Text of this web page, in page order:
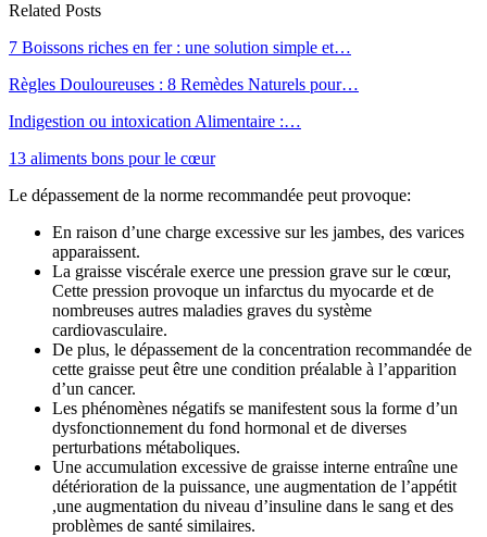
Related Posts
7 Boissons riches en fer : une solution simple et…
Règles Douloureuses : 8 Remèdes Naturels pour…
Indigestion ou intoxication Alimentaire :…
13 aliments bons pour le cœur
Le dépassement de la norme recommandée peut provoque:
En raison d’une charge excessive sur les jambes, des varices
apparaissent.
La graisse viscérale exerce une pression grave sur le cœur,
Cette pression provoque un infarctus du myocarde et de
nombreuses autres maladies graves du système
cardiovasculaire.
De plus, le dépassement de la concentration recommandée de
cette graisse peut être une condition préalable à l’apparition
d’un cancer.
Les phénomènes négatifs se manifestent sous la forme d’un
dysfonctionnement du fond hormonal et de diverses
perturbations métaboliques.
Une accumulation excessive de graisse interne entraîne une
détérioration de la puissance, une augmentation de l’appétit
,une augmentation du niveau d’insuline dans le sang et des
problèmes de santé similaires.